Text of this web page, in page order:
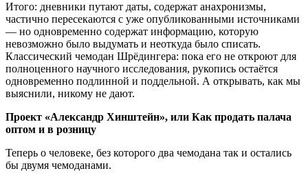
Итого: дневники путают даты, содержат анахронизмы,
частично пересекаются с уже опубликованными источниками
— но одновременно содержат информацию, которую
невозможно было выдумать и неоткуда было списать.
Классический чемодан Шрёдингера: пока его не откроют для
полноценного научного исследования, рукопись остаётся
одновременно подлинной и поддельной. А открывать, как мы
выяснили, никому не дают.
Проект «Александр Хинштейн», или Как продать палача
оптом и в розницу
Теперь о человеке, без которого два чемодана так и остались
бы двумя чемоданами.